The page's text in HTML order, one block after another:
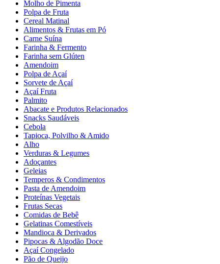
Molho de Pimenta
Polpa de Fruta
Cereal Matinal
Alimentos & Frutas em Pó
Carne Suína
Farinha & Fermento
Farinha sem Glúten
Amendoim
Polpa de Açaí
Sorvete de Açaí
Açaí Fruta
Palmito
Abacate e Produtos Relacionados
Snacks Saudáveis
Cebola
Tapioca, Polvilho & Amido
Alho
Verduras & Legumes
Adoçantes
Geleias
Temperos & Condimentos
Pasta de Amendoim
Proteínas Vegetais
Frutas Secas
Comidas de Bebê
Gelatinas Comestíveis
Mandioca & Derivados
Pipocas & Algodão Doce
Açaí Congelado
Pão de Queijo